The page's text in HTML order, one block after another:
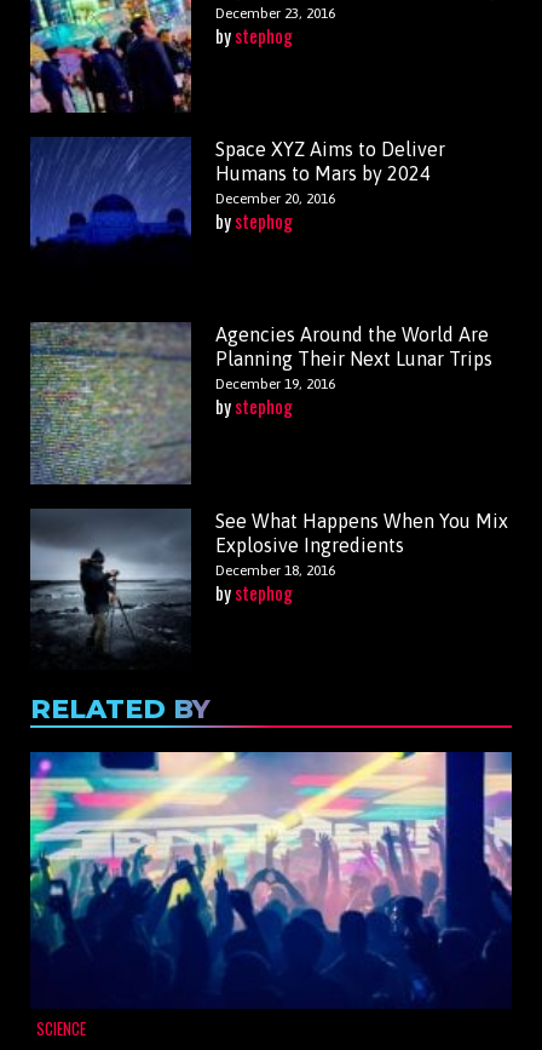
December 23, 2016
bystephog
Space XYZ Aims to Deliver
Humans to Mars by 2024
December 20, 2016
bystephog
Agencies Around the World Are
Planning Their Next Lunar Trips
December 19, 2016
bystephog
See What Happens When You Mix
Explosive Ingredients
December 18, 2016
bystephog
RELATED BY
SCIENCE